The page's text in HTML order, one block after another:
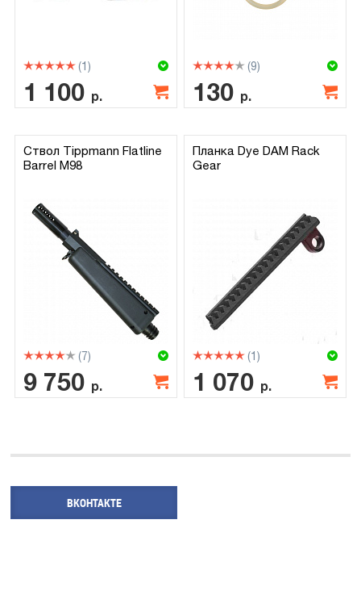
(1)
1 100 р.
(9)
130 р.
Ствол Tippmann Flatline
Barrel M98
(7)
9 750 р.
Планка Dye DAM Rack
Gear
(1)
1 070 р.
ВКОНТАКТЕ